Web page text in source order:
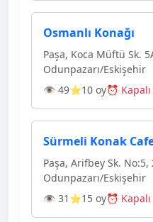
Osmanlı Konağı
Paşa, Koca Müftü Sk.
Odunpazarı/Eskişehir
👁 49⭐10 oy⏰ Kapalı
Sürmeli Konak
Paşa, Arifbey Sk. No:5,
Odunpazarı/Eskişehir
👁 31 ⭐15 oy⏰ Kapalı